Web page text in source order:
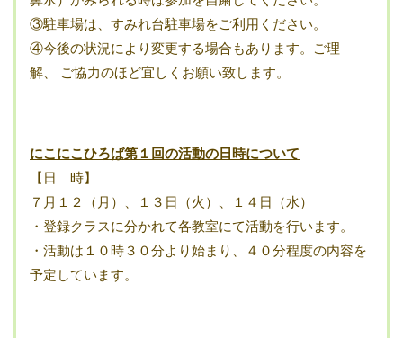
③駐車場は、すみれ台駐車場をご利用ください。
④今後の状況により変更する場合もあります。ご理
解、 ご協力のほど宜しくお願い致します。
にこにこひろば第１回の活動の日時について
【日 時】
７月１２（月）、１３日（火）、１４日（水）
・登録クラスに分かれて各教室にて活動を行います。
・活動は１０時３０分より始まり、４０分程度の内容を
予定しています。